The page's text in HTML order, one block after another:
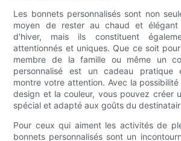
Les bonnets personnalisés sont non
moyen de rester au chaud et
d'hiver, mais ils constituent
attentionnés et uniques. Que ce soit
membre de la famille ou même un
personnalisé est un cadeau pratique
montre votre attention. Avec la
design et la couleur, vous pouvez créer
spécial et adapté aux goûts du
Pour ceux qui aiment les activités de
bonnets personnalisés sont un